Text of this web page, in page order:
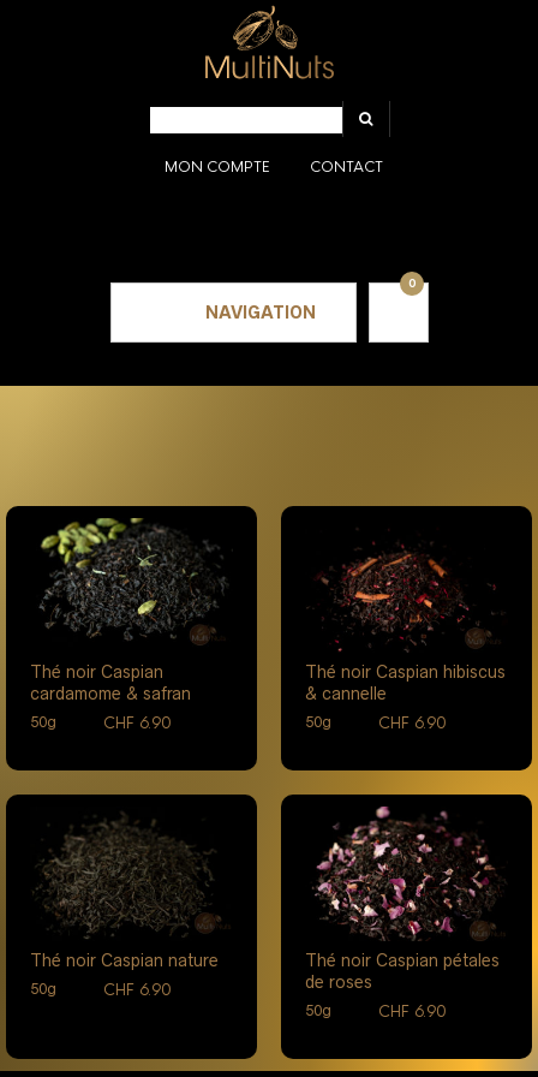
MON COMPTE CONTACT
NAVIGATION
0
Thé noir Caspian
cardamome & safran
50g CHF 6.90
Thé noir Caspian hibiscus
& cannelle
50g CHF 6.90
Thé noir Caspian nature
50g CHF 6.90
Thé noir Caspian pétales
de roses
50g CHF 6.90